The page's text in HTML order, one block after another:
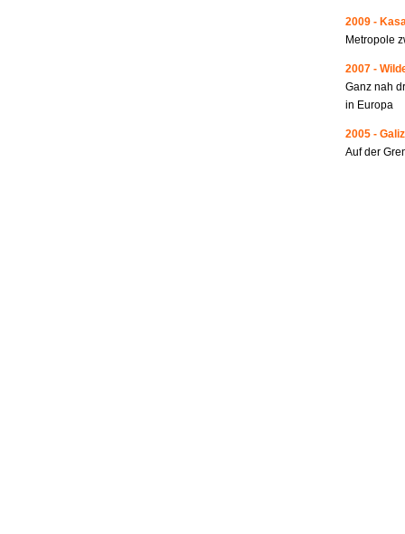
2009 -
Metropole
2007 -
Ganz nah
in Europa
2005 -
Auf der